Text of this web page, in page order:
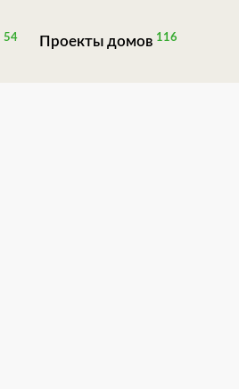
54 Проекты домов 116